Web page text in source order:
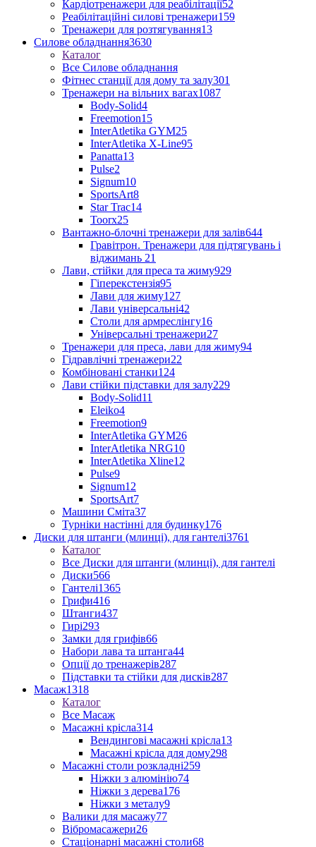
Кардіотренажери для реабілітації52
Реабілітаційні силові тренажери159
Тренажери для розтягування13
Силове обладнання3630
Каталог
Все Силове обладнання
Фітнес станції для дому та залу301
Тренажери на вільних вагах1087
Body-Solid4
Freemotion15
InterAtletika GYM25
InterAtletika X-Line95
Panatta13
Pulse2
Signum10
SportsArt8
Star Trac14
Toorx25
Вантажно-блочні тренажери для залів644
Гравітрон. Тренажери для підтягувань і
віджимань 21
Лави, стійки для преса та жиму929
Гіперекстензія95
Лави для жиму127
Лави універсальні42
Столи для армреслінгу16
Універсальні тренажери27
Тренажери для преса, лави для жиму94
Гідравлічні тренажери22
Комбіновані станки124
Лави стійки підставки для залу229
Body-Solid11
Eleiko4
Freemotion9
InterAtletika GYM26
InterAtletika NRG10
InterAtletika Xline12
Pulse9
Signum12
SportsArt7
Машини Сміта37
Турніки настінні для будинку176
Диски для штанги (млинці), для гантелі3761
Каталог
Все Диски для штанги (млинці), для гантелі
Диски566
Гантелі1365
Грифи416
Штанги437
Гирі293
Замки для грифів66
Набори лава та штанга44
Опції до тренажерів287
Підставки та стійки для дисків287
Масаж1318
Каталог
Все Масаж
Масажні крісла314
Вендингові масажні крісла13
Масажні крісла для дому298
Масажні столи розкладні259
Ніжки з алюмінію74
Ніжки з дерева176
Ніжки з металу9
Валики для масажу77
Вібромасажери26
Стаціонарні масажні столи68